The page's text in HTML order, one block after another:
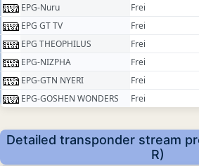
EPG-Nuru
Frei
EPG GT TV
Frei
EPG THEOPHILUS
Frei
EPG-NIZPHA
Frei
EPG-GTN NYERI
Frei
EPG-GOSHEN WONDERS
Frei
Detailed transponder stream
R)